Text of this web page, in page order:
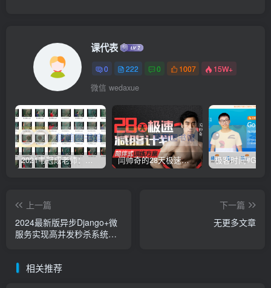
课代表
0 222 0 1007 15W+
微信 wedaxue
2021韦冠成老师：韦氏天星风水《秘传二十四山吉凶占断要法》 – 百度云盘 – 下载 闫帅奇的28天极速减脂计划 – 网盘分享 – 下载
上一篇
2024最新版异步Django+微
服务实现高并发秒杀系统架
下一篇
无更多文章
相关推荐